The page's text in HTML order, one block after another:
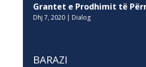
Grantet e Prodhimit të
Dhj 7, 2020| Dialog
BARAZI